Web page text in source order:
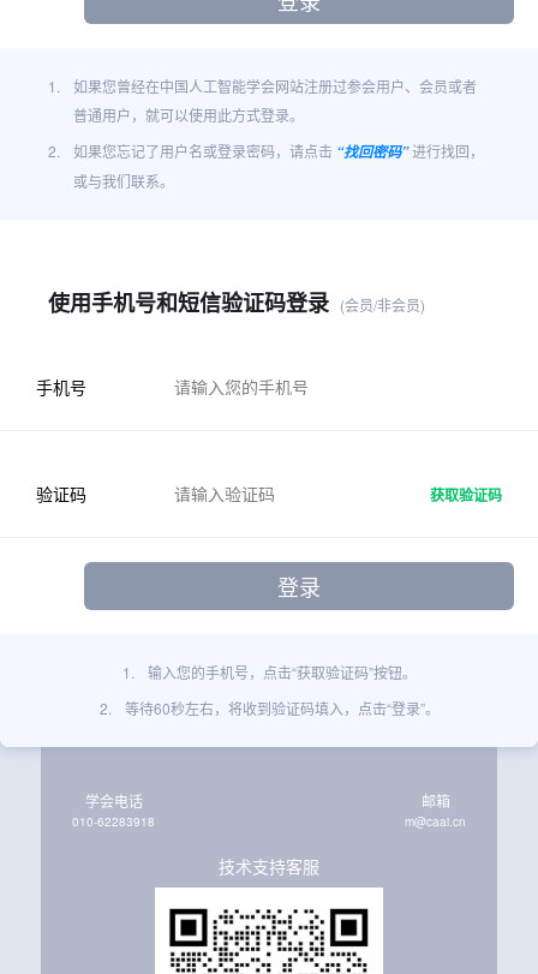
1.
如果您曾经在中国人工智能学会网站注册过参会用户、会员或者
普通用户，就可以使用此方式登录。
2.
如果您忘记了用户名或登录密码，请点击 “找回密码”进行找回，
或与我们联系。
使用手机号和短信验证码登录 (会员/非会员)
手机号
验证码 获取验证码
1.
输入您的手机号，点击“获取验证码”按钮。
2.
等待60秒左右，将收到验证码填入，点击“登录”。
学会电话
010-62283918
邮箱
m@caai.cn
技术支持客服